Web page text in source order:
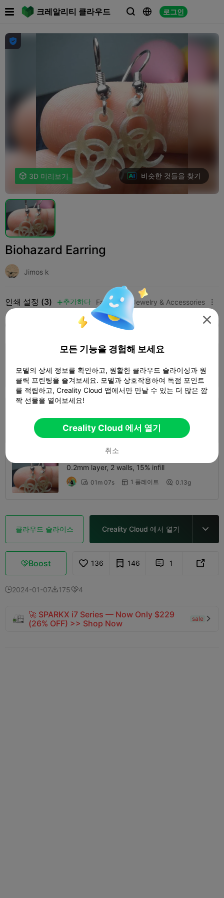
크레알리티 클라우드   로그인
 

 3D 미리보기 비슷한 것들을 찾기
Biohazard Earring
Jimos k
인쇄 설정 (3)  추가하다 Fashion  Jewelry & Accessories 
K2 Plus K2 Pro
 01m 07s  1 플레이트  0.14g
 0m 47s  1 플레이트
0.2mm layer, 2 walls, 15% infill
 01m 07s  1 플레이트  0.13g
클라우드 슬라이스 Creality Cloud 에서 열기 
Boost 136 146  1 
2024-01-071754
🚀 SPARKX i7 Series — Now Only $229
(26% OFF) >> Shop Now
sale 

모든 기능을 경험해 보세요
모델의 상세 정보를 확인하고, 원활한 클라우드 슬라이싱과 원
클릭 프린팅을 즐겨보세요. 모델과 상호작용하여 독점 포인트
를 적립하고, Creality Cloud 앱에서만 만날 수 있는 더 많은 깜
짝 선물을 열어보세요!
Creality Cloud 에서 열기
취소